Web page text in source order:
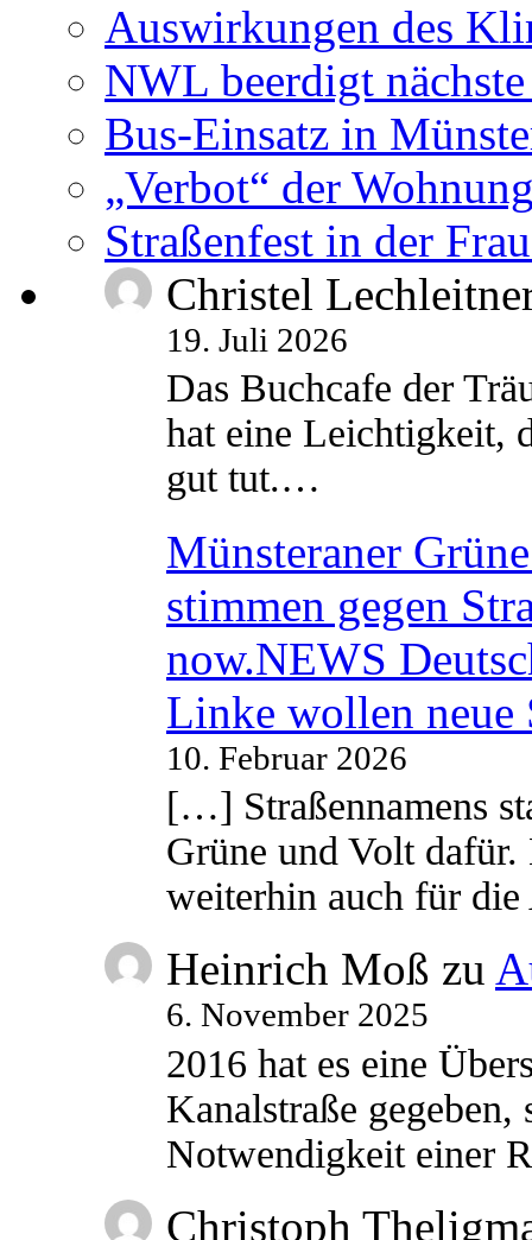
Auswirkungen des
NWL beerdigt
Bus-Einsatz in
„Verbot“ der
Straßenfest in der
Christel
19. Juli 2026
Das Buchcafe der
hat eine Leichtigkeit,
gut tut.…
Münsteraner
stimmen gegen
now.NEWS
Linke wollen neue
10. Februar 2026
[…] Straßennamens
Grüne und Volt
weiterhin auch für
Heinrich Moß zu
6. November 2025
2016 hat es eine
Kanalstraße
Notwendigkeit einer
Christoph